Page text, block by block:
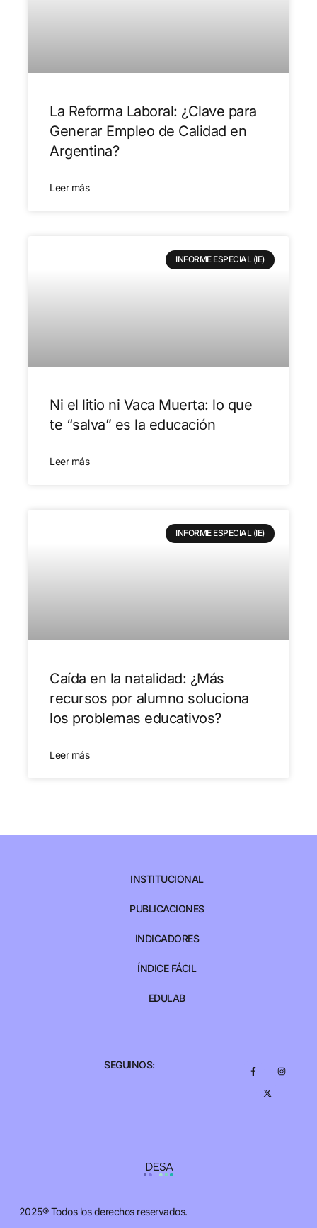
La Reforma Laboral: ¿Clave para
Generar Empleo de Calidad en
Argentina?
Leer más
INFORME ESPECIAL (IE)
Ni el litio ni Vaca Muerta: lo que
te “salva” es la educación
Leer más
INFORME ESPECIAL (IE)
Caída en la natalidad: ¿Más
recursos por alumno soluciona
los problemas educativos?
Leer más
2025® Todos los derechos reservados.
INSTITUCIONAL
PUBLICACIONES
INDICADORES
ÍNDICE FÁCIL
EDULAB
SEGUINOS: